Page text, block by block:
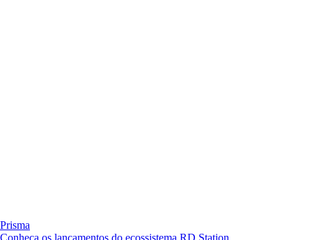
Prisma